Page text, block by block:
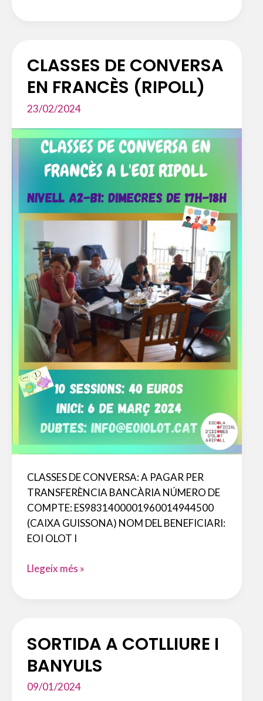
CLASSES DE CONVERSA
EN FRANCÈS (RIPOLL)
23/02/2024
CLASSES DE CONVERSA: A PAGAR PER
TRANSFERÈNCIA BANCÀRIA NÚMERO DE
COMPTE: ES9831400001960014944500
(CAIXA GUISSONA) NOM DEL BENEFICIARI:
EOI OLOT I
CLASSES
(RIPOLL)
Llegeix més »
SORTIDA A COTLLIURE I
BANYULS
09/01/2024